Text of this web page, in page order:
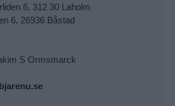
6, 312 30 Laholm
6, 26936 Båstad
S Ormsmarck